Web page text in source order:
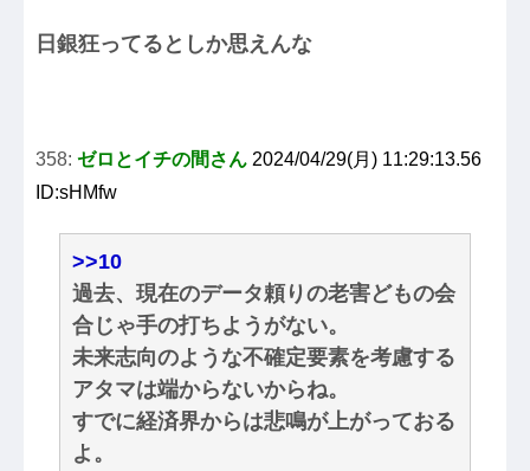
日銀狂ってるとしか思えんな
358: ゼロとイチの間さん 2024/04/29(月) 11:29:13.56
ID:sHMfw
>>10
過去、現在のデータ頼りの老害どもの会
合じゃ手の打ちようがない。
未来志向のような不確定要素を考慮する
アタマは端からないからね。
すでに経済界からは悲鳴が上がっておる
よ。